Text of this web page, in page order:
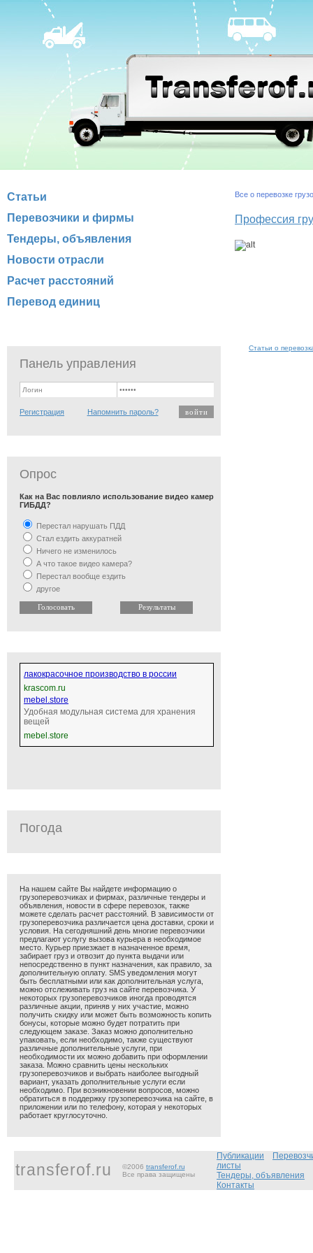
Статьи
Перевозчики и фирмы
Тендеры, объявления
Новости отрасли
Расчет расстояний
Перевод единиц
Панель управления
Регистрация Напомнить пароль?
Опрос
Как на Вас повлияло использование видео камер
ГИБДД?
Перестал нарушать ПДД
Стал ездить аккуратней
Ничего не изменилось
А что такое видео камера?
Перестал вообще ездить
другое
лакокрасочное производство в россии
krascom.ru
mebel.store
Удобная модульная система для хранения
вещей
mebel.store
Погода
На нашем сайте Вы найдете информацию о
грузоперевозчиках и фирмах, различные тендеры и
объявления, новости в сфере перевозок, также
можете сделать расчет расстояний. В зависимости от
грузоперевозчика различается цена доставки, сроки и
условия. На сегодняшний день многие перевозчики
предлагают услугу вызова курьера в необходимое
место. Курьер приезжает в назначенное время,
забирает груз и отвозит до пункта выдачи или
непосредственно в пункт назначения, как правило, за
дополнительную оплату. SMS уведомления могут
быть бесплатными или как дополнительная услуга,
можно отслеживать груз на сайте перевозчика. У
некоторых грузоперевозчиков иногда проводятся
различные акции, приняв у них участие, можно
получить скидку или может быть возможность копить
бонусы, которые можно будет потратить при
следующем заказе. Заказ можно дополнительно
упаковать, если необходимо, также существуют
различные дополнительные услуги, при
необходимости их можно добавить при оформлении
заказа. Можно сравнить цены нескольких
грузоперевозчиков и выбрать наиболее выгодный
вариант, указать дополнительные услуги если
необходимо. При возникновении вопросов, можно
обратиться в поддержку грузоперевозчика на сайте, в
приложении или по телефону, которая у некоторых
работает круглосуточно.
Все о перевозке
Профессия
Статьи о
transferof.ru ©2006 transferof.ru
Все права защищены
Публикации
листы
Тендеры, объявления
Контакты